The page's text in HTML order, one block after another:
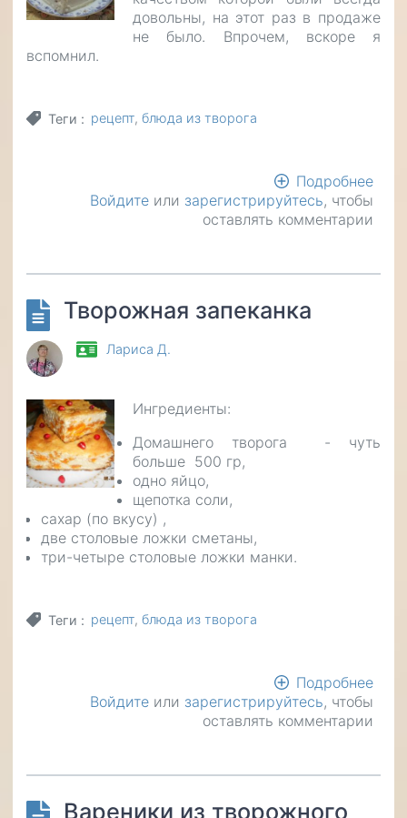
довольны, на этот раз в продаже
не было. Впрочем, вскоре я
вспомнил.
Теги рецепт блюда из творога
Подробнее
с
Войдите или зарегистрируйтесь, чтобы
оставлять комментарии
Творожная запеканка
Лариса Д.
Ингредиенты:
Домашнего творога - чуть
больше 500 гр,
одно яйцо,
щепотка соли,
сахар (по вкусу) ,
две столовые ложки сметаны,
три-четыре столовые ложки манки.
Теги рецепт блюда из творога
Подробнее
Войдите или зарегистрируйтесь, чтобы
оставлять комментарии
Вареники из творожного